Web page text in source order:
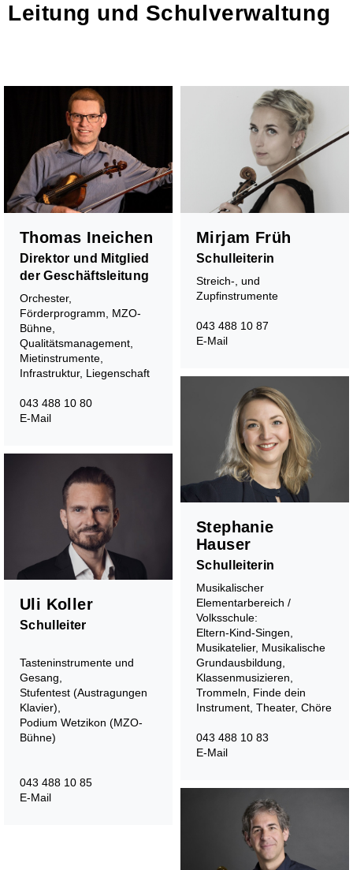
Förderung
Musiktheorie - Musik verstehen und kreieren
Leitung und Schulverwaltung
Thomas Ineichen
Direktor und Mitglied
der Geschäftsleitung
Orchester,
Förderprogramm, MZO-
Bühne,
Qualitätsmanagement,
Mietinstrumente,
Infrastruktur, Liegenschaft
043 488 10 80
E-Mail
Mirjam Früh
Schulleiterin
Streich-, und
Zupfinstrumente
043 488 10 87
E-Mail
Stephanie
Hauser
Schulleiterin
Musikalischer
Elementarbereich /
Volksschule:
Eltern-Kind-Singen,
Musikatelier, Musikalische
Grundausbildung,
Klassenmusizieren,
Trommeln, Finde dein
Instrument, Theater, Chöre
043 488 10 83
E-Mail
Uli Koller
Schulleiter
Tasteninstrumente und
Gesang,
Stufentest (Austragungen
Klavier),
Podium Wetzikon (MZO-
Bühne)
043 488 10 85
E-Mail